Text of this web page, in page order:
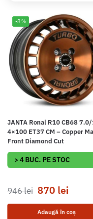
-8%
JANTA Ronal R10 CB68
4×100 ET37 CM – Copper
Front Diamond Cut
> 4 BUC. PE STOC
946lei 870 lei
Adaugă în coș